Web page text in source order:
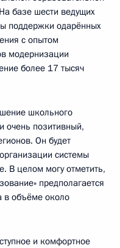
базе шести ведущих
поддержки одарённых
с опытом
модернизации
более 17 тысяч
школьного
очень позитивный,
Он будет
системы
В целом могу отметить,
предполагается
в объёме около
и комфортное